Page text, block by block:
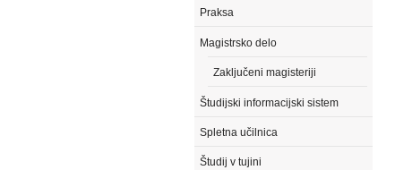
Praksa
Magistrsko delo
Zaključeni magisteriji
Študijski informacijski sistem
Spletna učilnica
Študij v tujini